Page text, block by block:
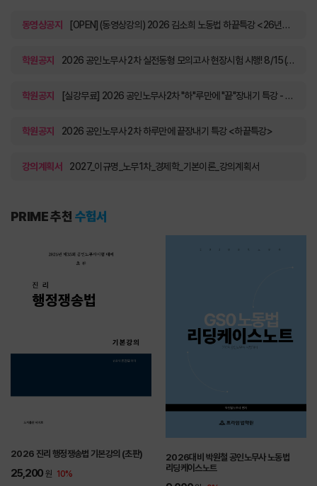
동영상공지 [OPEN](동영상강의) 2026 김소희 노동법 하끝특강 <26년6월>
학원공지 2026 공인노무사 2차 실전동형 모의고사 현장시험 시행! 8/15(토) ~ 8/16(일)
학원공지 [실강무료] 2026 공인노무사2차 "하"루만에 "끝"장내기 특강 - 노동법 김소희 노무사 8/3(월) 진행
학원공지 2026 공인노무사 2차 하루만에 끝장내기 특강 <하끝특강>
강의계획서 2027_이규명_노무1차_경제학_기본이론_강의계획서
PRIME 추천 수험서
2026 진리 행정쟁송법 기본강의 (초판)
25,200 원 10%
2026대비 박원철 공인노무사 노동법
리딩케이스노트